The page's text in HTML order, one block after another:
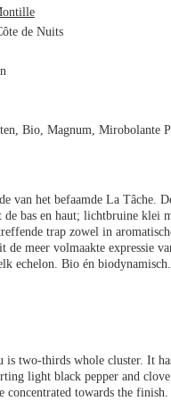
de Nuits
Bio, Magnum, Mirobolante
van het befaamde La Tâche.
bas en haut; lichtbruine klei
trap zowel in
de meer volmaakte expressie
echelon. Bio én
is two-thirds whole cluster. It
light black pepper and
towards the